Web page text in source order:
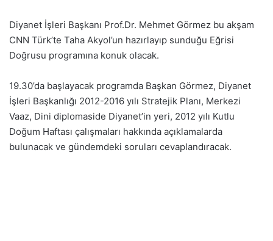
Diyanet İşleri Başkanı Prof.Dr. Mehmet Görmez bu akşam
CNN Türk’te Taha Akyol’un hazırlayıp sunduğu Eğrisi
Doğrusu programına konuk olacak.
19.30’da başlayacak programda Başkan Görmez, Diyanet
İşleri Başkanlığı 2012-2016 yılı Stratejik Planı, Merkezi
Vaaz, Dini diplomaside Diyanet’in yeri, 2012 yılı Kutlu
Doğum Haftası çalışmaları hakkında açıklamalarda
bulunacak ve gündemdeki soruları cevaplandıracak.